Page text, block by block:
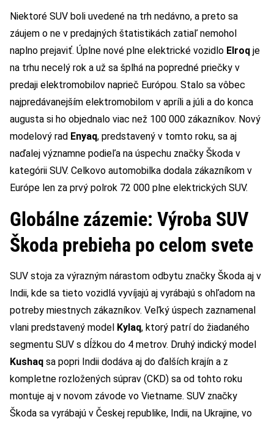
Niektoré SUV boli uvedené na trh nedávno, a preto sa
záujem o ne v predajných štatistikách zatiaľ nemohol
naplno prejaviť. Úplne nové plne elektrické vozidlo Elroq je
na trhu necelý rok a už sa šplhá na popredné priečky v
predaji elektromobilov naprieč Európou. Stalo sa vôbec
najpredávanejším elektromobilom v apríli a júli a do konca
augusta si ho objednalo viac než 100 000 zákazníkov. Nový
modelový rad Enyaq, predstavený v tomto roku, sa aj
naďalej významne podieľa na úspechu značky Škoda v
kategórii SUV. Celkovo automobilka dodala zákazníkom v
Európe len za prvý polrok 72 000 plne elektrických SUV.
Globálne zázemie: Výroba SUV
Škoda prebieha po celom svete
SUV stoja za výrazným nárastom odbytu značky Škoda aj v
Indii, kde sa tieto vozidlá vyvíjajú aj vyrábajú s ohľadom na
potreby miestnych zákazníkov. Veľký úspech zaznamenal
vlani predstavený model Kylaq, ktorý patrí do žiadaného
segmentu SUV s dĺžkou do 4 metrov. Druhý indický model
Kushaq sa popri Indii dodáva aj do ďalších krajín a z
kompletne rozložených súprav (CKD) sa od tohto roku
montuje aj v novom závode vo Vietname. SUV značky
Škoda sa vyrábajú v Českej republike, Indii, na Ukrajine, vo